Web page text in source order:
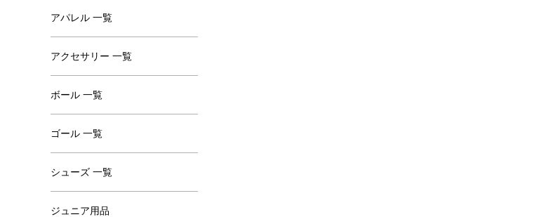
アパレル 一覧
アクセサリー 一覧
ボール 一覧
ゴール 一覧
シューズ 一覧
ジュニア用品